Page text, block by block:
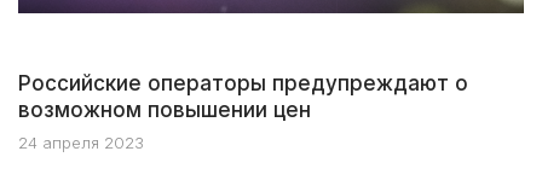
Российские операторы предупреждают о
возможном повышении цен
24 апреля 2023